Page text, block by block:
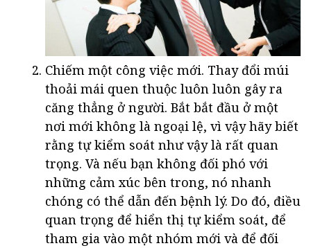
Chiếm một công việc mới. Thay đổi múi
thoải mái quen thuộc luôn luôn gây ra
căng thẳng ở người. Bắt bắt đầu ở một
nơi mới không là ngoại lệ, vì vậy hãy biết
rằng tự kiểm soát như vậy là rất quan
trọng. Và nếu bạn không đối phó với
những cảm xúc bên trong, nó nhanh
chóng có thể dẫn đến bệnh lý. Do đó, điều
quan trọng để hiển thị tự kiểm soát, để
tham gia vào một nhóm mới và để đối